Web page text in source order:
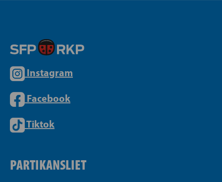
Instagram
Facebook
Tiktok
PARTIKANSLIET